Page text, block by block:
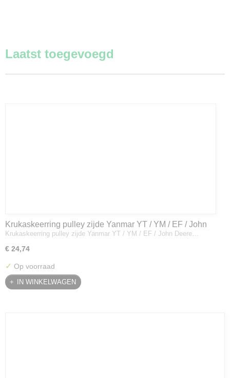
Laatst toegevoegd
Krukaskeerring pulley zijde Yanmar YT / YM / EF / John
Deere - 119934-01800
Krukaskeerring pulley zijde Yanmar YT / YM / EF / John Deere…
€ 24,74
✓ Op voorraad
IN WINKELWAGEN